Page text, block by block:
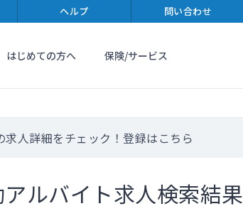
ヘルプ 問い合わせ
はじめての方へ 保険/サービス
人詳細をチェック！登録はこちら
ルバイト求人検索結果